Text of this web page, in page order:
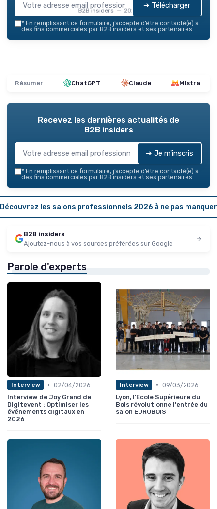
B2B insiders — 2026
➔ Télécharger
* En remplissant ce formulaire, j’accepte d’être contacté(e) à
des fins commerciales par B2B insiders et ses partenaires.
Résumer ChatGPT Claude Mistral
Recevez les dernières actualités de
B2B insiders
➔ Je m'inscris
* En remplissant ce formulaire, j’accepte d’être contacté(e) à
des fins commerciales par B2B insiders et ses partenaires.
Découvrez les salons professionnels 2026 à ne pas manquer
B2B insiders
Ajoutez-nous à vos sources préférées sur Google
Parole d'experts
Interview • 02/04/2026
Interview de Joy Grand de
Digitevent : Optimiser les
événements digitaux en
2026
Interview • 09/03/2026
Lyon, l'École Supérieure du
Bois révolutionne l'entrée du
salon EUROBOIS